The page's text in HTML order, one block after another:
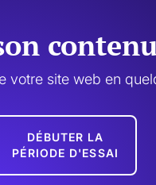
site web en
DÉBUTER LA
PÉRIODE D'ESSAI